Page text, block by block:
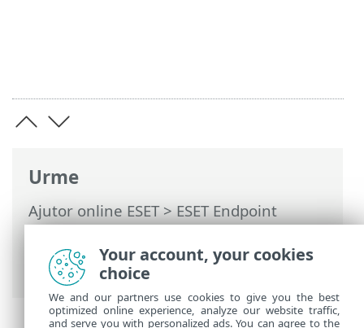
Urme
Ajutor online ESET>ESET Endpoint
Security>Setare avansată>Protecții>
HIPS - Host-based Intrusion Prevention
System> Gestionare regulă HIPS
Your account, your cookies
choice
We and our partners use cookies to give you the best
optimized online experience, analyze our website traffic,
and serve you with personalized ads. You can agree to the